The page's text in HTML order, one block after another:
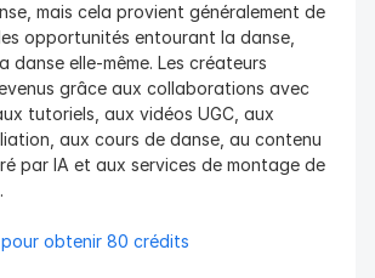
mais cela provient généralement de
opportunités entourant la danse,
danse elle-même. Les créateurs
grâce aux collaborations avec
tutoriels, aux vidéos UGC, aux
aux cours de danse, au contenu
par IA et aux services de montage de
obtenir 80 crédits